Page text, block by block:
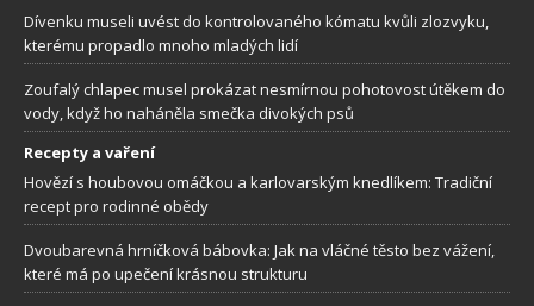
Dívenku museli uvést do kontrolovaného kómatu kvůli zlozvyku,
kterému propadlo mnoho mladých lidí
Zoufalý chlapec musel prokázat nesmírnou pohotovost útěkem do
vody, když ho naháněla smečka divokých psů
Recepty a vaření
Hovězí s houbovou omáčkou a karlovarským knedlíkem: Tradiční
recept pro rodinné obědy
Dvoubarevná hrníčková bábovka: Jak na vláčné těsto bez vážení,
které má po upečení krásnou strukturu